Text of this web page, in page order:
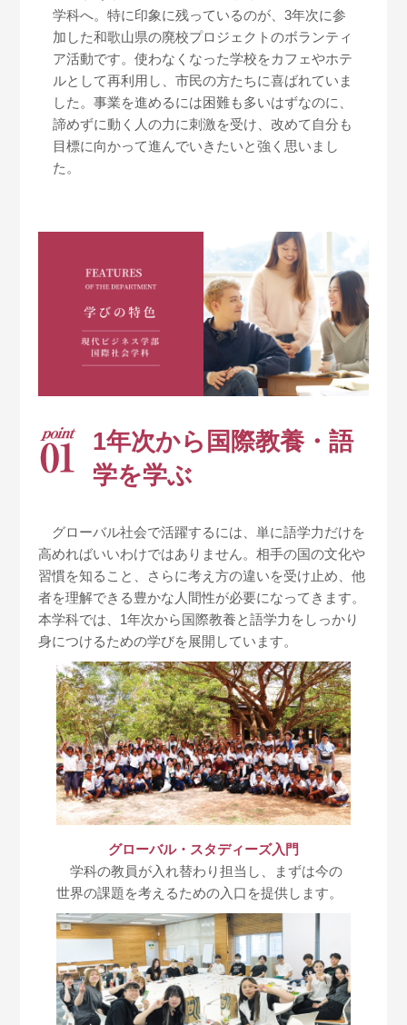
学科へ。特に印象に残っているのが、3年次に参
加した和歌山県の廃校プロジェクトのボランティ
ア活動です。使わなくなった学校をカフェやホテ
ルとして再利用し、市民の方たちに喜ばれていま
した。事業を進めるには困難も多いはずなのに、
諦めずに動く人の力に刺激を受け、改めて自分も
目標に向かって進んでいきたいと強く思いまし
た。
1年次から 国際教養・語
学を学ぶ
グローバル社会で活躍するには、単に語学力だけを
高めればいいわけではありません。相手の国の文化や
習慣を知ること、さらに考え方の違いを受け止め、他
者を理解できる豊かな人間性が必要になってきます。
本学科では、1年次から国際教養と語学力をしっかり
身につけるための学びを展開しています。
グローバル・スタディーズ入門
学科の教員が入れ替わり担当し、まずは今の
世界の課題を考えるための入口を提供します。